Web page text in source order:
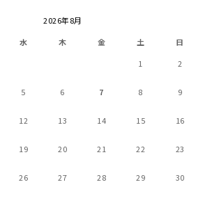
2026年8月
水 木 金 土
日
1
2
5 6 7 8 9
12 13 14 15 16
19 20 21 22 23
26 27 28 29 30